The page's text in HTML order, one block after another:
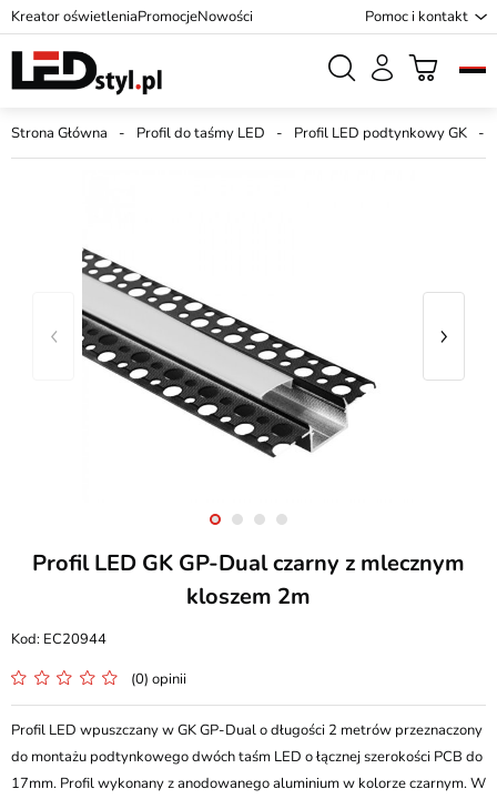
Kreator oświetleniaPromocjeNowości Pomoc i kontakt
Strona Główna Profil do taśmy LED Profil LED podtynkowy GK
Profil LED GK GP-Dual czarny z mlecznym
kloszem 2m
EC20944
(0) opinii
Profil LED wpuszczany w GK GP-Dual o długości 2 metrów przeznaczony
do montażu podtynkowego dwóch taśm LED o łącznej szerokości PCB do
17mm. Profil wykonany z anodowanego aluminium w kolorze czarnym. W